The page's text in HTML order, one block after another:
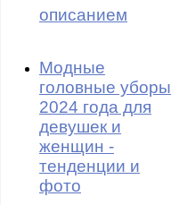
описанием
Модные
головные уборы
2024 года для
девушек и
женщин -
тенденции и
фото